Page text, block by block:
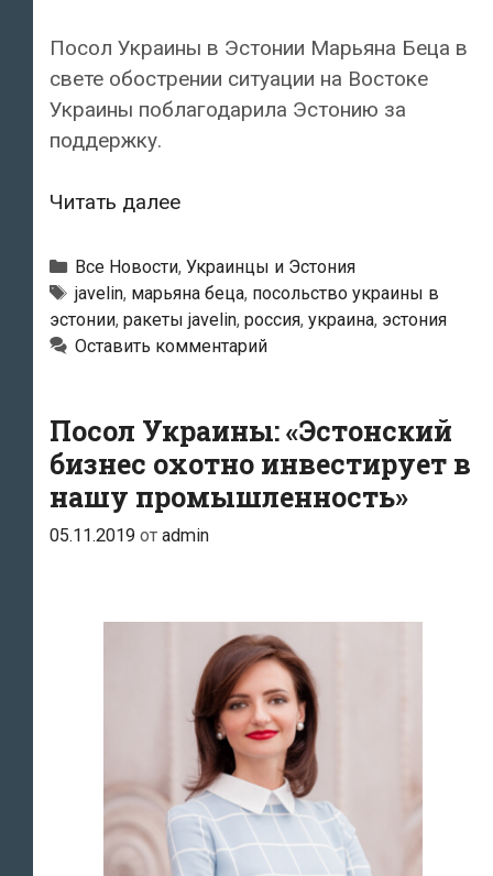
Посол Украины в Эстонии Марьяна Беца в
свете обострении ситуации на Востоке
Украины поблагодарила Эстонию за
поддержку.
Читать далееПосол
в
Эстонии
Марьяна
Беца:
благодарны
Эстонии
за
поддержку,
ракеты
Javelin»
Рубрики
Все Новости, Украинцы и Эстония
Метки
javelin, марьяна беца, посольство украины в
эстонии, ракеты javelin, россия, украина, эстония
Оставить комментарий
Посол Украины: «Эстонский
бизнес охотно инвестирует в
нашу промышленность»
05.11.2019 от admin